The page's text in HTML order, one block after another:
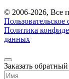
© 2006-2026, Все
Пользовательское
Политика
данных
Заказать